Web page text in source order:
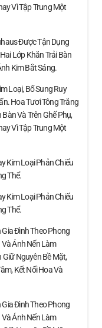
Vì Tập Trung Một
Được Tận Dụng
Lớp Khăn Trải Bàn
Kim Bắt Sáng.
Loại, Bổ Sung Ruy
Hoa Tươi Tông Trắng
Và Trên Ghế Phụ,
Vì Tập Trung Một
Kim Loại Phản Chiếu
Thể.
Kim Loại Phản Chiếu
Thể.
Đình Theo Phong
Ánh Nến Làm
Nguyên Bề Mặt,
Kết Nối Hoa Và
Đình Theo Phong
Ánh Nến Làm